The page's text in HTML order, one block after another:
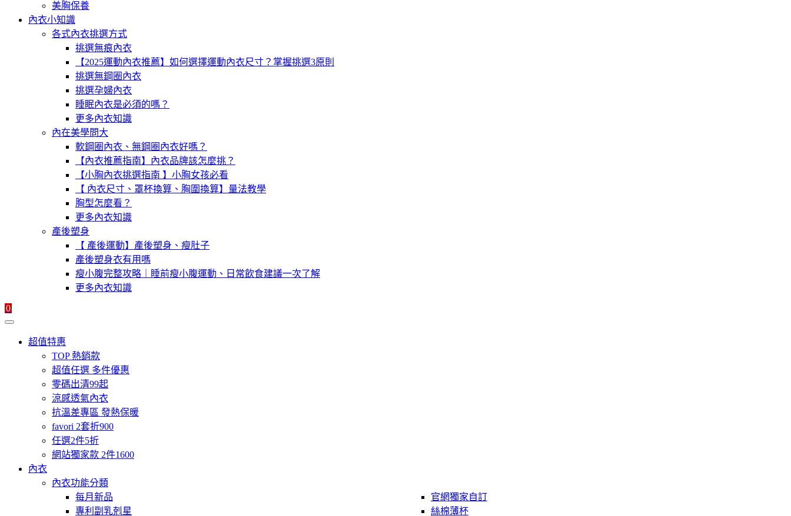
美胸保養
內衣小知識
各式內衣挑選方式
挑選無痕內衣
【2025運動內衣推薦】如何選擇運動內衣尺寸？掌握挑選3原則
挑選無鋼圈內衣
挑選孕婦內衣
睡眠內衣是必須的嗎？
更多內衣知識
內在美學問大
軟鋼圈內衣、無鋼圈內衣好嗎？
【內衣推薦指南】內衣品牌該怎麼挑？
【小胸內衣挑選指南 】小胸女孩必看
【 內衣尺寸、罩杯換算、胸圍換算】量法教學
胸型怎麼看？
更多內衣知識
產後塑身
【 產後運動】產後塑身、瘦肚子
產後塑身衣有用嗎
瘦小腹完整攻略｜睡前瘦小腹運動、日常飲食建議一次了解
更多內衣知識
0
超值特惠
TOP 熱銷款
超值任選 多件優惠
零碼出清99起
涼感透氣內衣
抗溫差專區 發熱保暖
favori 2套折900
任選2件5折
網站獨家款 2件1600
內衣
內衣功能分類
每月新品
官網獨家自訂
專利副乳剋星
絲棉薄杯